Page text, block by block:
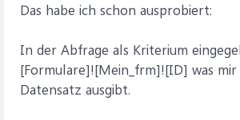
Das habe ich schon ausprobiert:
In der Abfrage als Kriterium
[Formulare]![Mein_frm]![ID] was
Datensatz ausgibt.